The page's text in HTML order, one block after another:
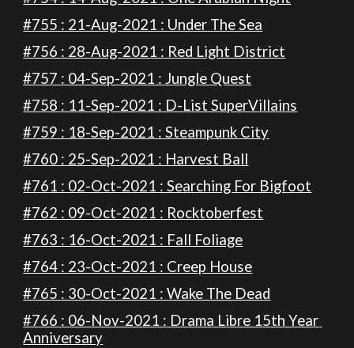
#755 : 21-Aug-2021 : Under The Sea
#756 : 28-Aug-2021 : Red Light District
#757 : 04-Sep-2021 : Jungle Quest
#758 : 11-Sep-2021 : D-List SuperVillains
#759 : 18-Sep-2021 : Steampunk City
#760 : 25-Sep-2021 : Harvest Ball
#761 : 02-Oct-2021 : Searching For Bigfoot
#762 : 09-Oct-2021 : Rocktoberfest
#763 : 16-Oct-2021 : Fall Foliage
#764 : 23-Oct-2021 : Creep House
#765 : 30-Oct-2021 : Wake The Dead
#766 : 06-Nov-2021 : Drama Libre 15th Year
Anniversary